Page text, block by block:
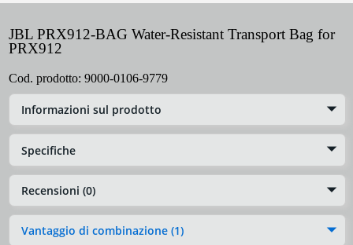
JBL PRX912-BAG Water-Resistant Transport Bag for
PRX912
Cod. prodotto: 9000-0106-9779
Informazioni sul prodotto
Specifiche
Recensioni (0)
Vantaggio di combinazione (1)